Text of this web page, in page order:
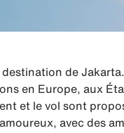
de
en Europe, aux
et le vol sont
avec des